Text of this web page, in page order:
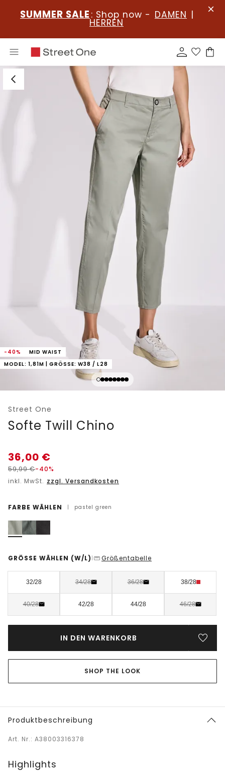
SUMMER SALE : Shop now - DAMEN |
HERREN
-40%
MID WAIST
MODEL: 1,81M | GRÖSSE: W38 / L28
Street One
Softe Twill Chino
36,00 €
59,99€-40%
inkl. MwSt. zzgl. Versandkosten
FARBE WÄHLEN | pastel green
GRÖSSE WÄHLEN (W/L) | Größentabelle
32/28 34/28 36/28 38/28
40/28 42/28 44/28 46/28
IN DEN WARENKORB
SHOP THE LOOK
Produktbeschreibung
Art. Nr.: A38003316378
Highlights